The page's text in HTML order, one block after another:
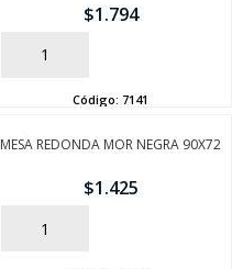
$1.794
AÑADIR
Código: 7141
MESA REDONDA MOR NEGRA 90X72
$1.425
AÑADIR